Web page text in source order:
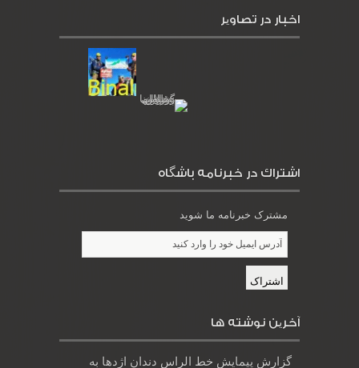
اخبار در تصاویر
اشتراك در خبرنامه باشگاه
مشترک خبرنامه ما شوید
آخرین نوشته ها
گزارش پیمایش خط الراس دندان اژدها به